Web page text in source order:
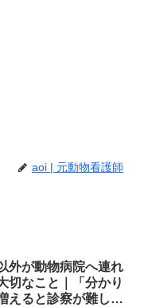
aoi | 元動物看護師
外が動物病院へ連れ
切なこと｜「分かり
えると診察が難しく